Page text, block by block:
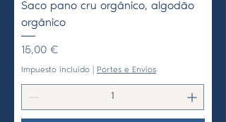
Saco pano cru orgânico, algodão
orgânico
Precio
15,00 €
Impuesto incluido Portes e Envios